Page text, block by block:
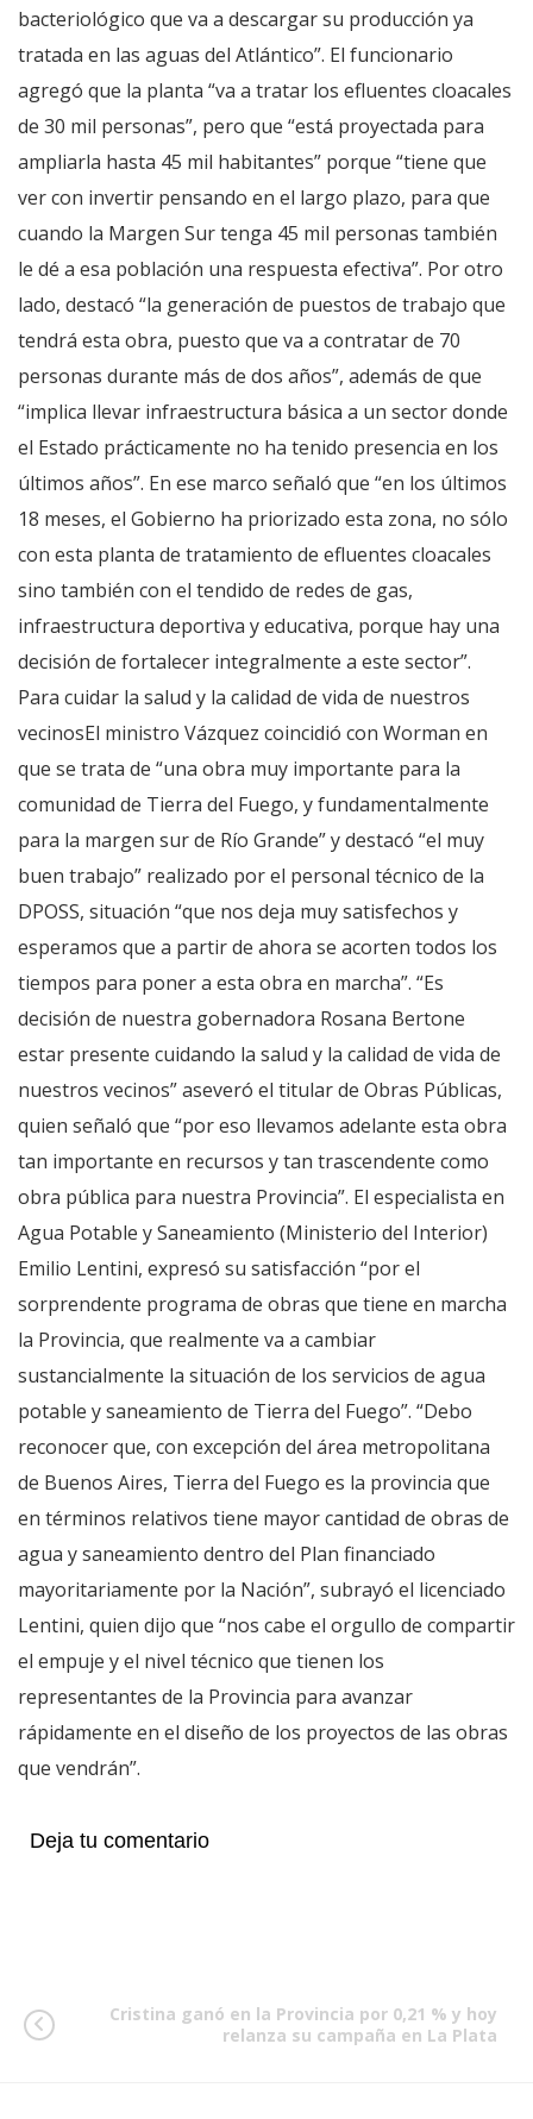
bacteriológico que va a descargar su producción ya
tratada en las aguas del Atlántico”. El funcionario
agregó que la planta “va a tratar los efluentes cloacales
de 30 mil personas”, pero que “está proyectada para
ampliarla hasta 45 mil habitantes” porque “tiene que
ver con invertir pensando en el largo plazo, para que
cuando la Margen Sur tenga 45 mil personas también
le dé a esa población una respuesta efectiva”. Por otro
lado, destacó “la generación de puestos de trabajo que
tendrá esta obra, puesto que va a contratar de 70
personas durante más de dos años”, además de que
“implica llevar infraestructura básica a un sector donde
el Estado prácticamente no ha tenido presencia en los
últimos años”. En ese marco señaló que “en los últimos
18 meses, el Gobierno ha priorizado esta zona, no sólo
con esta planta de tratamiento de efluentes cloacales
sino también con el tendido de redes de gas,
infraestructura deportiva y educativa, porque hay una
decisión de fortalecer integralmente a este sector”.
Para cuidar la salud y la calidad de vida de nuestros
vecinosEl ministro Vázquez coincidió con Worman en
que se trata de “una obra muy importante para la
comunidad de Tierra del Fuego, y fundamentalmente
para la margen sur de Río Grande” y destacó “el muy
buen trabajo” realizado por el personal técnico de la
DPOSS, situación “que nos deja muy satisfechos y
esperamos que a partir de ahora se acorten todos los
tiempos para poner a esta obra en marcha”. “Es
decisión de nuestra gobernadora Rosana Bertone
estar presente cuidando la salud y la calidad de vida de
nuestros vecinos” aseveró el titular de Obras Públicas,
quien señaló que “por eso llevamos adelante esta obra
tan importante en recursos y tan trascendente como
obra pública para nuestra Provincia”. El especialista en
Agua Potable y Saneamiento (Ministerio del Interior)
Emilio Lentini, expresó su satisfacción “por el
sorprendente programa de obras que tiene en marcha
la Provincia, que realmente va a cambiar
sustancialmente la situación de los servicios de agua
potable y saneamiento de Tierra del Fuego”. “Debo
reconocer que, con excepción del área metropolitana
de Buenos Aires, Tierra del Fuego es la provincia que
en términos relativos tiene mayor cantidad de obras de
agua y saneamiento dentro del Plan financiado
mayoritariamente por la Nación”, subrayó el licenciado
Lentini, quien dijo que “nos cabe el orgullo de compartir
el empuje y el nivel técnico que tienen los
representantes de la Provincia para avanzar
rápidamente en el diseño de los proyectos de las obras
que vendrán”.
Deja tu comentario
Cristina ganó en la Provincia por 0,21 % y hoy
relanza su campaña en La Plata